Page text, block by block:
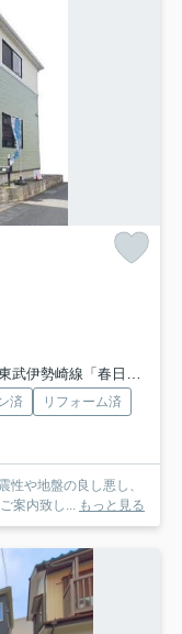
武伊勢崎線「春日部」駅 徒歩42分
済
リフォーム済
案内致し... もっと見る